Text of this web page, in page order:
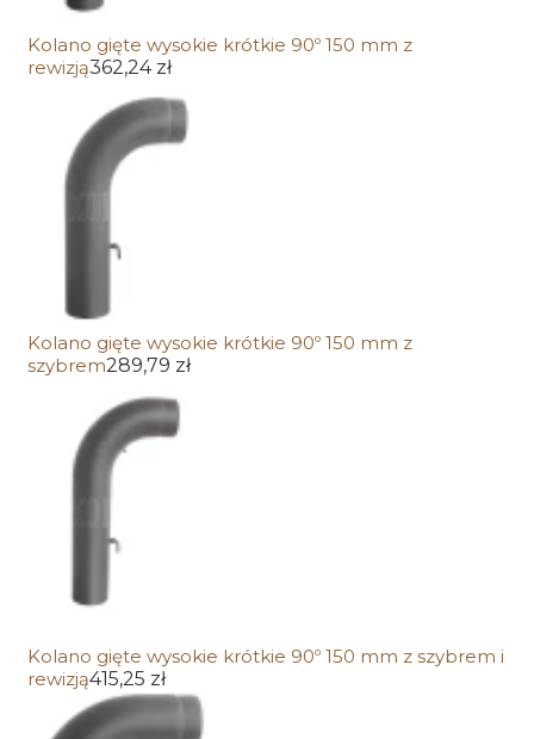
Kolano gięte wysokie krótkie 90º 150 mm z
rewizją362,24 zł
Kolano gięte wysokie krótkie 90º 150 mm z
szybrem289,79 zł
Kolano gięte wysokie krótkie 90º 150 mm z szybrem i
rewizją415,25 zł